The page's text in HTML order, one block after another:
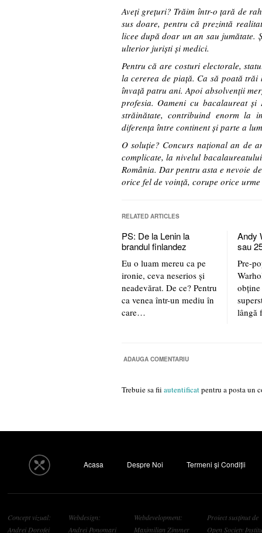
Aveţi greţuri? Trăim într-o ţară de
sus doare, pentru că prezintă
licee după doar un an sau jumătate.
ulterior jurişti şi medici.
Pentru că are costuri electorale,
la cererea de piaţă. Ca să poată
învaţă patru ani. Apoi absolvenţii
profesia. Oameni cu bacalaureat
străinătate, contribuind enorm la
diferenţa între continent şi parte a
O soluţie? Concurs naţional an de
complicate, la nivelul
România. Dar pentru asta e nevoie
orice fel de voinţă, corupe orice
RELATED ARTICLES
PS: De la Lenin la
brandul finlandez
Eu o luam mereu ca pe
ironie, ceva neserios şi
neadevărat. De ce? Pentru
ca venea într-un mediu în
care…
Andy
sau
Pre-
lângă
ADAUGA COMENTARIU
Trebuie sa fii autentificatpentru a posta un
Acasa Despre Noi Termeni și Condiții
Concept vizual:
Andrei Dorofei
Webdesign:
Andrei Ponomari
Webdevelopment:
Maximilian Zimmer
Proiect susținut de
Open Society